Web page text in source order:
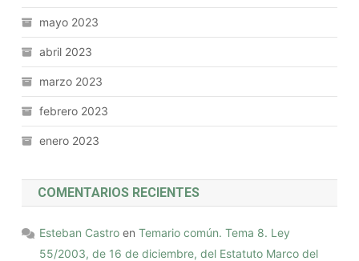
mayo 2023
abril 2023
marzo 2023
febrero 2023
enero 2023
COMENTARIOS RECIENTES
Esteban Castro enTemario común. Tema 8. Ley
55/2003, de 16 de diciembre, del Estatuto Marco del